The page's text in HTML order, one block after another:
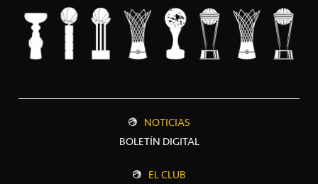
NOTICIAS
BOLETÍN DIGITAL
EL CLUB